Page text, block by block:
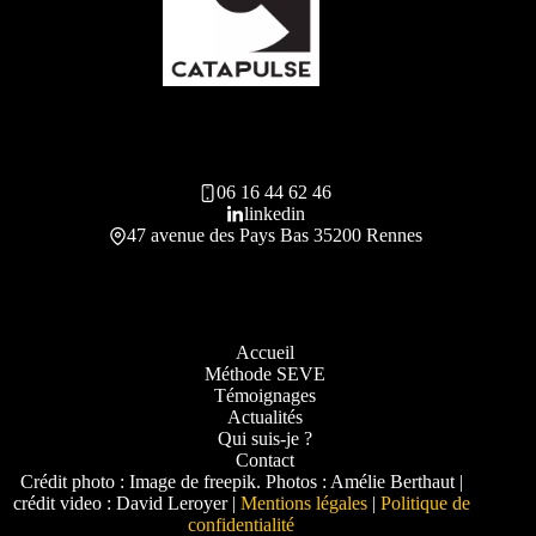
06 16 44 62 46
linkedin
47 avenue des Pays Bas 35200 Rennes
Accueil
Méthode SEVE
Témoignages
Actualités
Qui suis-je ?
Contact
Crédit photo : Image de freepik. Photos : Amélie Berthaut |
crédit video : David Leroyer | Mentions légales| Politique de
confidentialité